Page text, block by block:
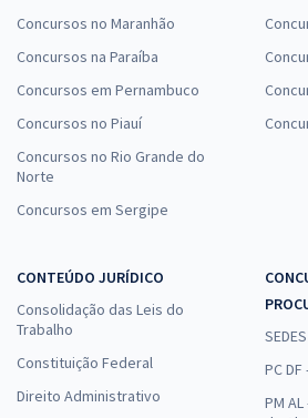
Concursos no Maranhão
Concursos na Paraíba
Concursos em Pernambuco
Concursos no Piauí
Concursos no Rio Grande do
Norte
Concursos em Sergipe
CONTEÚDO JURÍDICO
Consolidação das Leis do
Trabalho
Constituição Federal
Direito Administrativo
SEDES
PC DF
PM